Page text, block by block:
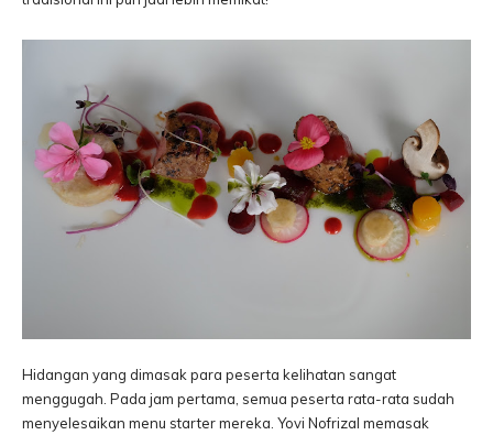
Hidangan yang dimasak para peserta kelihatan sangat
menggugah. Pada jam pertama, semua peserta rata-rata sudah
menyelesaikan menu starter mereka. Yovi Nofrizal memasak